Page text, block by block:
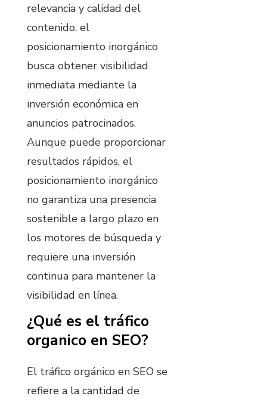
relevancia y calidad del
contenido, el
posicionamiento inorgánico
busca obtener visibilidad
inmediata mediante la
inversión económica en
anuncios patrocinados.
Aunque puede proporcionar
resultados rápidos, el
posicionamiento inorgánico
no garantiza una presencia
sostenible a largo plazo en
los motores de búsqueda y
requiere una inversión
continua para mantener la
visibilidad en línea.
¿Qué es el tráfico
organico en SEO?
El tráfico orgánico en SEO se
refiere a la cantidad de